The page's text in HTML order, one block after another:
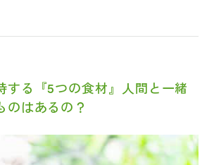
する『5つの食材』人間と一緒
のはあるの？